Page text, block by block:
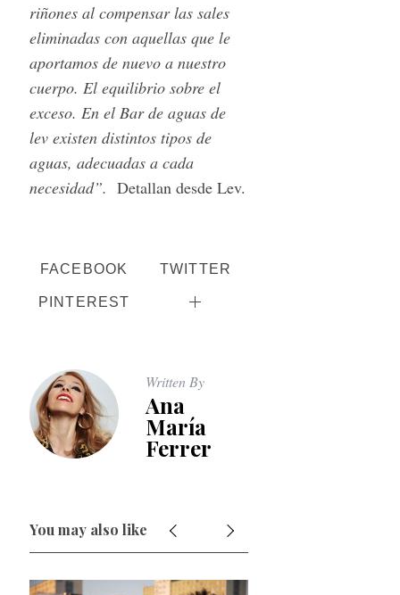
riñones al compensar las sales
eliminadas con aquellas que le
aportamos de nuevo a nuestro
cuerpo. El equilibrio sobre el
exceso. En el Bar de aguas de
lev existen distintos tipos de
aguas, adecuadas a cada
necesidad”. Detallan desde Lev.
FACEBOOK TWITTER
PINTEREST
Written By
Ana
María
Ferrer
You may also like